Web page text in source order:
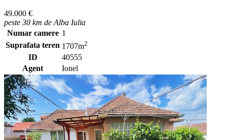
49.000 €
peste 30 km de Alba Iulia
Numar camere 1
Suprafata teren 1707m2
ID
40555
Agent
Ionel